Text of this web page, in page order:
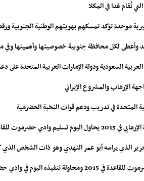
تُقام غدا في المكلا
موحدة تؤكد تمسكهم بهويتهم الوطنية الجنوبية
وأعطى لكل محافظة جنوبية خصوصيتها وأهميتها
السعودية ودولة الإمارات العربية المتحدة
الإرهاب والمشروع الإيراني
المتحدة في تدريب ودعم قوات النخبة الحضرمية
حضرموت للقاعدة
الذي يراسه أبو عمر النهدي وهو ذات الشخص الذي
اليوم في وادي حضرموت